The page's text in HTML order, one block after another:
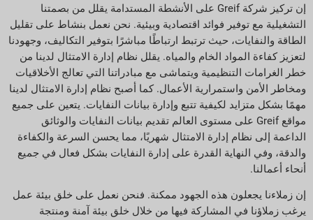
إن تركيز شركة Greif على الأنشطة المستدامة يقلل من بصمتنا
التشغيلية مع توفير فوائد اقتصادية وبيئية. نحن نعمل بنشاط على تقليل
الطاقة والنفايات، حيث ترتبط ارتباطًا مباشرًا بتوفير التكاليف، وجهودنا
لتعزيز كفاءة المواد الخام والمياه. يقلل نظام إدارة الامتثال لدينا من
خطر الغرامات التنظيمية ويتماشى مع مبادراتنا التي تعالج الأخلاقيات
ومخاطر الأمن واستمرارية الأعمال. كما أصبح نظام إدارة الامتثال لدينا
مهمًا بشكل متزايد لكيفية تتبع وإدارة بيانات النفايات. يتعين على جميع
مواقع Greif على مستوى العالم تقديم بيانات النفايات والوثائق
الداعمة إلى نظام إدارة الامتثال شهريًا، مما يحسن السرعة والكفاءة
والدقة، وفي النهاية القدرة على إدارة النفايات بشكل فعال في جميع
أنحاء أعمالنا.
إن زملاءنا يجعلون هذه الجهود ممكنة. فنحن نعمل على خلق بيئة عمل
يرغب زملاؤنا في المشاركة فيها من خلال خلق بيئة آمنة ومنتجة